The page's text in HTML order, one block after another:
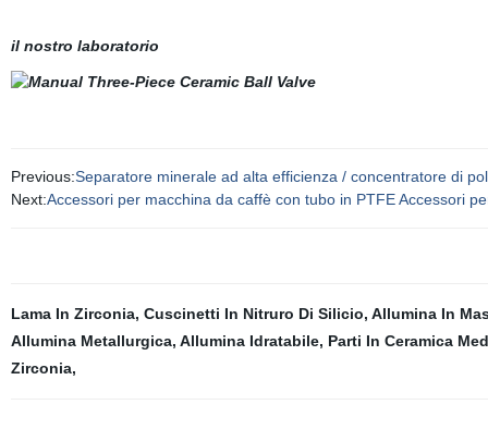
il nostro laboratorio
Previous:Separatore minerale ad alta efficienza / concentratore di
Next:Accessori per macchina da caffè con tubo in PTFE Accessori
Lama In Zirconia, Cuscinetti In Nitruro Di Silicio, Allumina In
Allumina Metallurgica, Allumina Idratabile, Parti In Ceramica
Zirconia,